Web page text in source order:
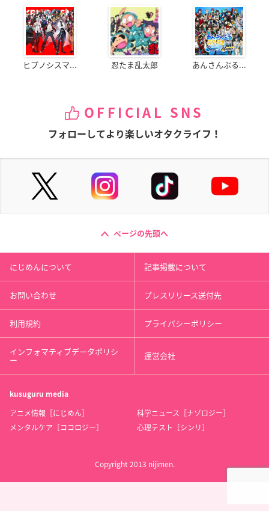
ヒプノシスマ... 忍たま乱太郎 あんさんぶる...
OFFICIAL SNS
フォローしてより楽しいオタクライフ！
ページの先頭へ
にじめんについて 記事掲載について
お問い合わせ プレスリリース送付先
利用規約 プライバシーポリシー
インフォマティブデータポリシ
ー 運営会社
kusuguru media
アニメ情報［にじめん］
科学ニュース［ナゾロジー］
メンタルケア［ココロジー］
心理テスト［シンリ］
Copyright 2013 nijimen.